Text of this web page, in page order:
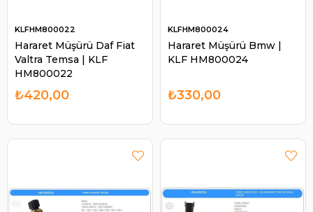
Hararet Müşürü Daf Fiat
Valtra Temsa | KLF
HM800022
KLFHM800022
₺420,00
Hararet Müşürü Bmw |
KLF HM800024
KLFHM800024
₺330,00